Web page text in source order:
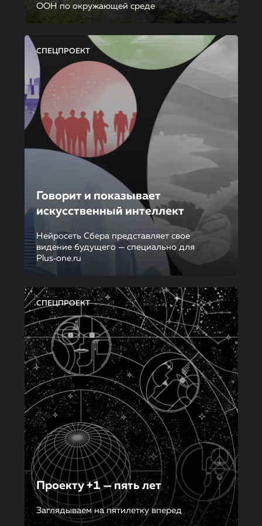
ООН по окружающей среде
СПЕЦПРОЕКТ
Говорит и показывает
искусственный интеллект
Нейросеть Сбера представляет свое
видение будущего — специально для
Plus‑one.ru
СПЕЦПРОЕКТ
Проекту +1 — пять лет
Заглядываем на пятилетку вперед